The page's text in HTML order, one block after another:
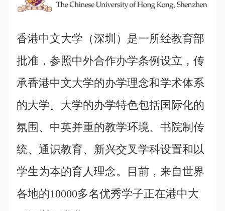
香港中文大学（深圳）是一所经教育部
批准，参照中外合作办学条例设立，传
承香港中文大学的办学理念和学术体系
的大学。大学的办学特色包括国际化的
氛围、中英并重的教学环境、书院制传
统、通识教育、新兴交叉学科设置和以
学生为本的育人理念。目前，来自世界
各地的10000多名优秀学子正在港中大